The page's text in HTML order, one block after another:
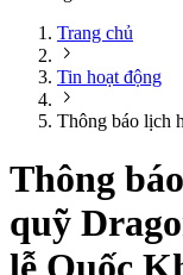
Trang chủ
Tin hoạt động
Thông báo lịch
Thông
quỹ